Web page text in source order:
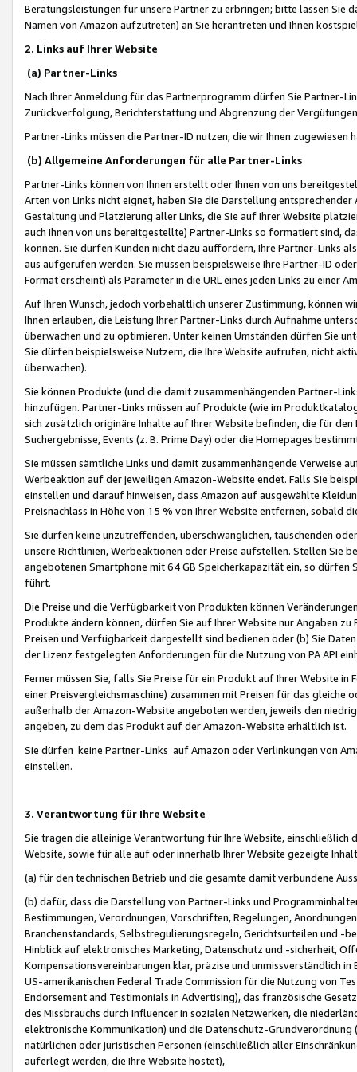
Beratungsleistungen für unsere Partner zu erbringen; bitte lassen Sie
Namen von Amazon aufzutreten) an Sie herantreten und Ihnen
2. Links auf Ihrer Website
(a) Partner-Links
Nach Ihrer Anmeldung für das Partnerprogramm dürfen Sie Partner-
Zurückverfolgung, Berichterstattung und Abgrenzung der
Partner-Links müssen die Partner-ID nutzen, die wir Ihnen zugewiesen
(b) Allgemeine Anforderungen für alle Partner-Links
Partner-Links können von Ihnen erstellt oder Ihnen von uns
Arten von Links nicht eignet, haben Sie die Darstellung
Gestaltung und Platzierung aller Links, die Sie auf Ihrer Website
auch Ihnen von uns bereitgestellte) Partner-Links so formatiert sind,
können. Sie dürfen Kunden nicht dazu auffordern, Ihre Partner-Links
aus aufgerufen werden. Sie müssen beispielsweise Ihre Partner-ID
Format erscheint) als Parameter in die URL eines jeden Links zu einer
Auf Ihren Wunsch, jedoch vorbehaltlich unserer Zustimmung, können
Ihnen erlauben, die Leistung Ihrer Partner-Links durch Aufnahme
überwachen und zu optimieren. Unter keinen Umständen dürfen Sie
Sie dürfen beispielsweise Nutzern, die Ihre Website aufrufen, nicht
überwachen).
Sie können Produkte (und die damit zusammenhängenden Partner-
hinzufügen. Partner-Links müssen auf Produkte (wie im
sich zusätzlich originäre Inhalte auf Ihrer Website befinden, die für
Suchergebnisse, Events (z. B. Prime Day) oder die Homepages
Sie müssen sämtliche Links und damit zusammenhängende
Werbeaktion auf der jeweiligen Amazon-Website endet. Falls Sie
einstellen und darauf hinweisen, dass Amazon auf ausgewählte
Preisnachlass in Höhe von 15 % von Ihrer Website entfernen, sobald
Sie dürfen keine unzutreffenden, überschwänglichen, täuschenden
unsere Richtlinien, Werbeaktionen oder Preise aufstellen. Stellen Sie
angebotenen Smartphone mit 64 GB Speicherkapazität ein, so dürfen
führt.
Die Preise und die Verfügbarkeit von Produkten können
Produkte ändern können, dürfen Sie auf Ihrer Website nur Angaben
Preisen und Verfügbarkeit dargestellt sind bedienen oder (b) Sie
der Lizenz festgelegten Anforderungen für die Nutzung von PA API
Ferner müssen Sie, falls Sie Preise für ein Produkt auf Ihrer Website
einer Preisvergleichsmaschine) zusammen mit Preisen für das
außerhalb der Amazon-Website angeboten werden, jeweils den
angeben, zu dem das Produkt auf der Amazon-Website erhältlich ist.
Sie dürfen keine Partner-Links auf Amazon oder Verlinkungen von
einstellen.
3. Verantwortung für Ihre Website
Sie tragen die alleinige Verantwortung für Ihre Website,
Website, sowie für alle auf oder innerhalb Ihrer Website gezeigte
(a) für den technischen Betrieb und die gesamte damit verbundene
(b) dafür, dass die Darstellung von Partner-Links und
Bestimmungen, Verordnungen, Vorschriften, Regelungen,
Branchenstandards, Selbstregulierungsregeln, Gerichtsurteilen und -
Hinblick auf elektronisches Marketing, Datenschutz und -sicherheit,
Kompensationsvereinbarungen klar, präzise und unmissverständlich
US-amerikanischen Federal Trade Commission für die Nutzung von
Endorsement and Testimonials in Advertising), das französische
des Missbrauchs durch Influencer in sozialen Netzwerken, die
elektronische Kommunikation) und die Datenschutz-
natürlichen oder juristischen Personen (einschließlich aller
auferlegt werden, die Ihre Website hostet),